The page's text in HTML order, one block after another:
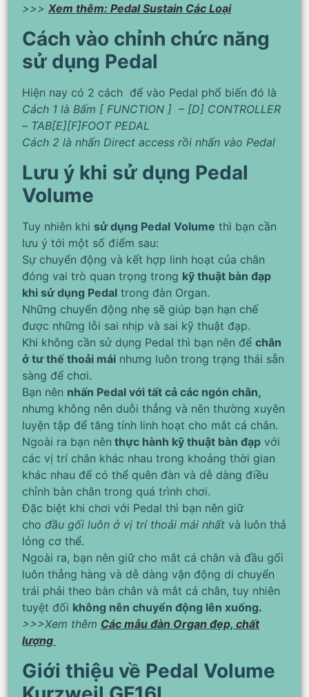
>>> Xem thêm: Pedal Sustain Các Loại
Cách vào chỉnh chức năng
sử dụng Pedal
Hiện nay có 2 cách để vào Pedal phổ biến đó là
Cách 1 là Bấm [ FUNCTION ] – [D] CONTROLLER
– TAB[E][F]FOOT PEDAL
Cách 2 là nhấn Direct access rồi nhấn vào Pedal
Lưu ý khi sử dụng Pedal
Volume
Tuy nhiên khi sử dụng Pedal Volume thì bạn cần
lưu ý tới một số điểm sau:
Sự chuyển động và kết hợp linh hoạt của chân
đóng vai trò quan trọng trong kỹ thuật bàn đạp
khi sử dụng Pedal trong đàn Organ.
Những chuyển động nhẹ sẽ giúp bạn hạn chế
được những lỗi sai nhịp và sai kỹ thuật đạp.
Khi không cần sử dụng Pedal thì bạn nên để chân
ở tư thế thoải mái nhưng luôn trong trạng thái sẵn
sàng để chơi.
Bạn nên nhấn Pedal với tất cả các ngón chân,
nhưng không nên duỗi thẳng và nên thường xuyên
luyện tập để tăng tính linh hoạt cho mắt cá chân.
Ngoài ra bạn nên thực hành kỹ thuật bàn đạp với
các vị trí chân khác nhau trong khoảng thời gian
khác nhau để có thể quên đàn và dễ dàng điều
chỉnh bàn chân trong quá trình chơi.
Đặc biệt khi chơi với Pedal thì bạn nên giữ
cho đầu gối luôn ở vị trí thoải mái nhất và luôn thả
lỏng cơ thể.
Ngoài ra, bạn nên giữ cho mắt cá chân và đầu gối
luôn thẳng hàng và dễ dàng vận động di chuyển
trái phải theo bàn chân và mắt cá chân, tuy nhiên
tuyệt đối không nên chuyển động lên xuống.
>>>Xem thêm Các mẫu đàn Organ đẹp, chất
lượng
Giới thiệu về Pedal Volume